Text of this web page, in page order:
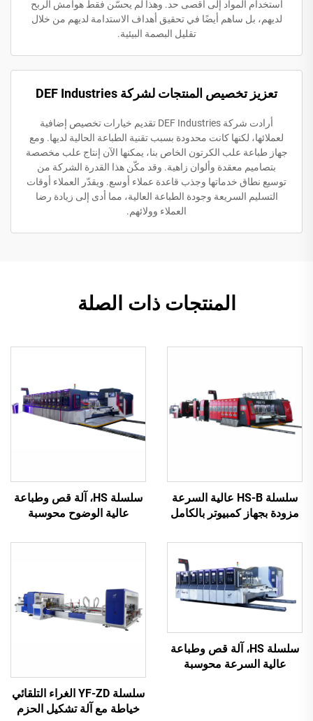
استخدام المواد إلى أقصى حد. وهذا لم يحسّن فقط هوامش الربح
لديهم، بل ساهم أيضًا في تحقيق أهداف الاستدامة لديهم من خلال
تقليل البصمة البيئية.
تعزيز تخصيص المنتجات لشركة DEF Industries
أرادت شركة DEF Industries تقديم خيارات تخصيص إضافية
لعملائها، لكنها كانت محدودة بسبب تقنية الطباعة الحالية لديها. ومع
جهاز طباعة علب الكرتون الخاص بنا، يمكنها الآن إنتاج علب مخصصة
بتصاميم معقدة وألوان زاهية. وقد مكّن هذا القدرة الشركة من
توسيع نطاق خدماتها وجذب قاعدة عملاء أوسع. ويقدّر العملاء أوقات
التسليم السريعة وجودة الطباعة العالية، مما أدى إلى زيادة رضا
العملاء وولائهم.
المنتجات ذات الصلة
سلسلة HS-B عالية السرعة
مزودة بجهاز كمبيوتر بالكامل
تلقائية
سلسلة HS، آلة قص وطباعة
عالية الوضوح محوسبة
بالكامل (طباعة علوية بنقل
سلسلة HS، آلة قص وطباعة
عالية السرعة محوسبة
سلسلة YF-ZD الغراء التلقائي
خياطة مع آلة تشكيل الحزم